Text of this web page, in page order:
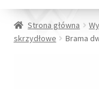
Strona główna
skrzydłowe
Brama